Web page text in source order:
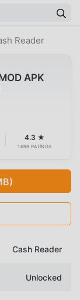
Reader
APK
4.3 ★
1698 RATINGS
Cash Reader
Unlocked